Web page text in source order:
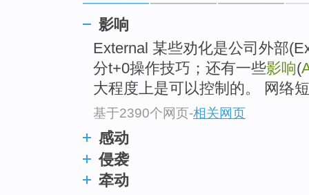
影响
External 某些劝化是公司外部
分t+0操作技巧；还有一些影响(
大程度上是可以控制的。 网络
基于2390个网页-相关网页
感动
侵袭
牵动